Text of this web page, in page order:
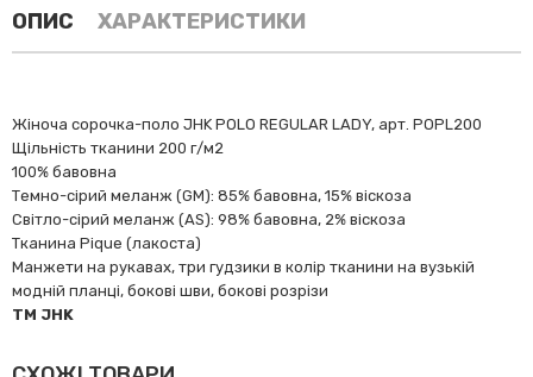
ОПИС ХАРАКТЕРИСТИКИ
Жіноча сорочка-поло JHK POLO REGULAR LADY, арт. POPL200
Щільність тканини 200 г/м2
100% бавовна
Темно-сірий меланж (GM): 85% бавовна, 15% віскоза
Світло-сірий меланж (AS): 98% бавовна, 2% віскоза
Тканина Pique (лакоста)
Манжети на рукавах, три гудзики в колір тканини на вузькій
модній планці, бокові шви, бокові розрізи
TM JHK